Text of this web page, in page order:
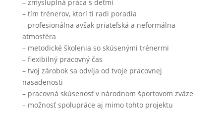
– zmysluplná práca s deťmi
– tím trénerov, ktorí ti radi poradia
– profesionálna avšak priateľská a neformálna
atmosféra
– metodické školenia so skúsenými trénermi
– flexibilný pracovný čas
– tvoj zárobok sa odvíja od tvoje pracovnej
nasadenosti
– pracovná skúsenosť v národnom športovom zväze
– možnosť spolupráce aj mimo tohto projektu